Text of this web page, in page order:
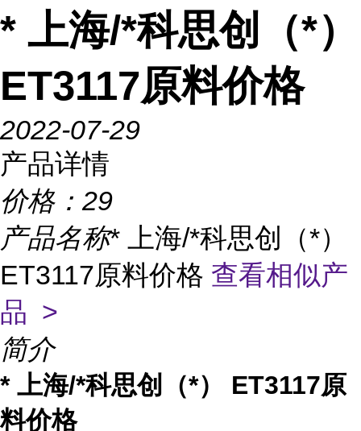
* 上海/*科思创（*）
ET3117原料价格
2022-07-29
产品详情
价格： 29
产品名称* 上海/*科思创（*）
ET3117原料价格 查看相似产
品 >
简介
* 上海/*科思创（*） ET3117原
料价格